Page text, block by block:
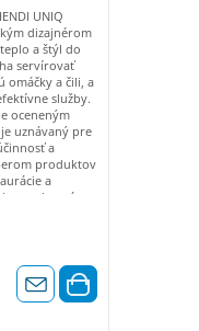
860540
UNIQ
dizajnérom
a štýl do
servírovať
omáčky a čili, a
služby.
oceneným
uznávaný pre
a
produktov
a
navrhnutá
a nápojov na
a pozornosť
doplnok